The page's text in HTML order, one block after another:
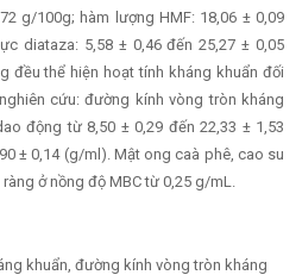
g/100g; hàm lượng HMF: 18,06 ± 0,09
diataza: 5,58 ± 0,46 đến 25,27 ± 0,05
đều thể hiện hoạt tính kháng khuẩn đối
cứu: đường kính vòng tròn kháng
động từ 8,50 ± 0,29 đến 22,33 ± 1,53
± 0,14 (g/ml). Mật ong caà phê, cao su
ở nồng độ MBC từ 0,25 g/mL.
khuẩn, đường kính vòng tròn kháng